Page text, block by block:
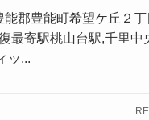
郡豊能町希望ケ丘２
最寄駅桃山台駅,千里
ッ...